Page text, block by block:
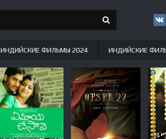
ИНДИЙСКИЕ ФИЛЬМЫ 2024 ИНДИЙСКИЕ